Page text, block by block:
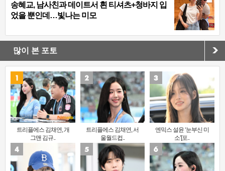
송혜교, 남사친과 데이트서 흰 티셔츠+청바지 입
었을 뿐인데…빛나는 미모
많이 본 포토
트리플에스 김채연, 개
그맨 김규..
트리플에스 김채연, 서
울월드컵..
엔믹스 설윤 ‘눈부신 미
소’[포..